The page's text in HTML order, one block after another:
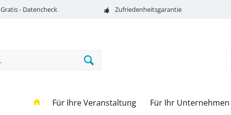
Gratis - Datencheck Zufriedenheitsgarantie
Für Ihre Veranstaltung Für Ihr Unternehmen